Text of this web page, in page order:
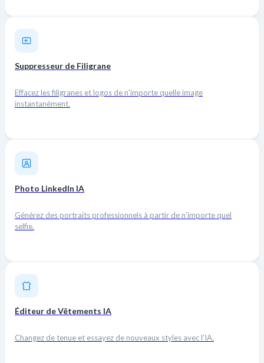
Suppresseur de Filigrane
Effacez les filigranes et logos de n'importe quelle image
instantanément.
Photo LinkedIn IA
Générez des portraits professionnels à partir de n'importe quel
selfie.
Éditeur de Vêtements IA
Changez de tenue et essayez de nouveaux styles avec l'IA.